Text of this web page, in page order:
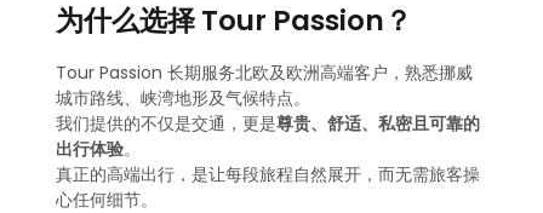
为什么选择 Tour Passion？
Tour Passion 长期服务北欧及欧洲高端客户，熟悉挪威
城市路线、峡湾地形及气候特点。
我们提供的不仅是交通，更是尊贵、舒适、私密且可靠的
出行体验。
真正的高端出行，是让每段旅程自然展开，而无需旅客操
心任何细节。